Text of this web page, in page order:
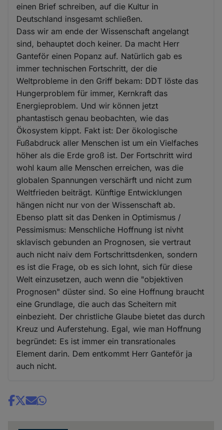
einen Brief schreiben, auf die Kultur in
Deutschland insgesamt schließen.
Dass wir am ende der Wissenschaft angelangt
sind, behauptet doch keiner. Da macht Herr
Ganteför einen Popanz auf. Natürlich gab es
immer technischen Fortschritt, der die
Weltprobleme in den Griff bekam: DDT löste das
Hungerproblem für immer, Kernkraft das
Energieproblem. Und wir können jetzt
phantastisch genau beobachten, wie das
Ökosystem kippt. Fakt ist: Der ökologische
Fußabdruck aller Menschen ist um ein Vielfaches
höher als die Erde groß ist. Der Fortschritt wird
wohl kaum alle Menschen erreichen, was die
globalen Spannungen verschärft und nicht zum
Weltfrieden beiträgt. Künftige Entwicklungen
hängen nicht nur von der Wissenschaft ab.
Ebenso platt sit das Denken in Optimismus /
Pessimismus: Menschliche Hoffnung ist nivht
sklavisch gebunden an Prognosen, sie vertraut
auch nicht naiv dem Fortschrittsdenken, sondern
es ist die Frage, ob es sich lohnt, sich für diese
Welt einzusetzen, auch wenn die "objektiven
Prognosen" düster sind. So eine Hoffnung braucht
eine Grundlage, die auch das Scheitern mit
einbezieht. Der christliche Glaube bietet das durch
Kreuz und Auferstehung. Egal, wie man Hoffnung
begründet: Es ist immer ein transrationales
Element darin. Dem entkommt Herr Ganteför ja
auch nicht.
Share